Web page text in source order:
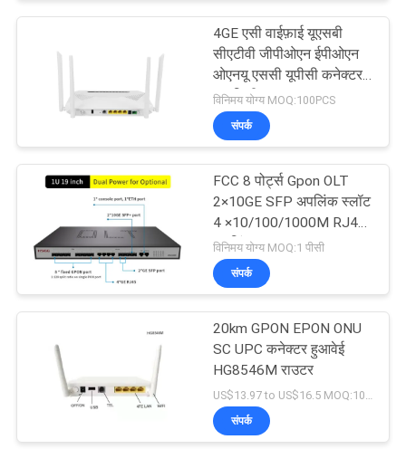
4GE एसी वाईफ़ाई यूएसबी
सीएटीवी जीपीओएन ईपीओएन
ओएनयू एससी यूपीसी कनेक्टर
20 किमी
विनिमय योग्य MOQ:100PCS
संपर्क
FCC 8 पोर्ट्स Gpon OLT
2×10GE SFP अपलिंक स्लॉट
4 ×10/100/1000M RJ45
अपलिंक
विनिमय योग्य MOQ:1 पीसी
संपर्क
20km GPON EPON ONU
SC UPC कनेक्टर हुआवेई
HG8546M राउटर
संपर्क